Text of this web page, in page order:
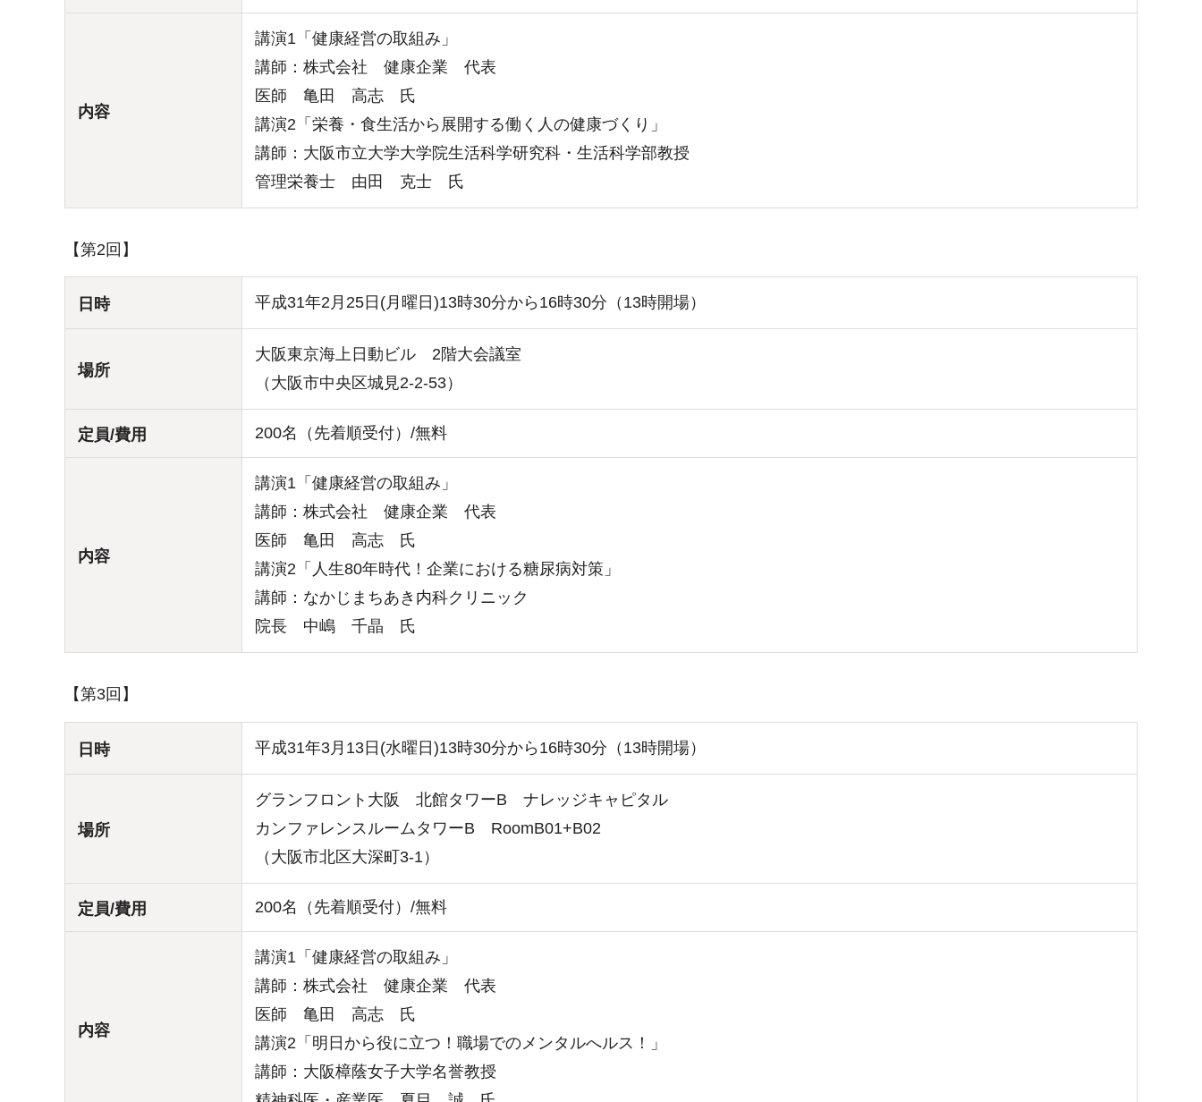
内容
講演1「健康経営の取組み」
講師：株式会社 健康企業 代表
医師 亀田 高志 氏
講演2「栄養・食生活から展開する働く人の健康づくり」
講師：大阪市立大学大学院生活科学研究科・生活科学部教授
管理栄養士 由田 克士 氏
【第2回】
日時 平成31年2月25日(月曜日)13時30分から16時30分（13時開場）
場所
大阪東京海上日動ビル 2階大会議室
（大阪市中央区城見2-2-53）
定員/費用 200名（先着順受付）/無料
内容
講演1「健康経営の取組み」
講師：株式会社 健康企業 代表
医師 亀田 高志 氏
講演2「人生80年時代！企業における糖尿病対策」
講師：なかじまちあき内科クリニック
院長 中嶋 千晶 氏
【第3回】
日時 平成31年3月13日(水曜日)13時30分から16時30分（13時開場）
場所
グランフロント大阪 北館タワーB ナレッジキャピタル
カンファレンスルームタワーB RoomB01+B02
（大阪市北区大深町3-1）
定員/費用 200名（先着順受付）/無料
内容
講演1「健康経営の取組み」
講師：株式会社 健康企業 代表
医師 亀田 高志 氏
講演2「明日から役に立つ！職場でのメンタルへルス！」
講師：大阪樟蔭女子大学名誉教授